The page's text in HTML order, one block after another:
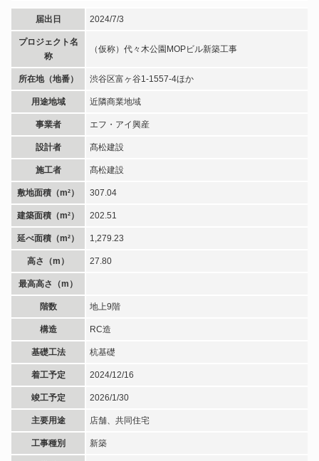
届出日 2024/7/3
プロジェクト名
称
（仮称）代々木公園MOPビル新築工事
所在地（地番） 渋谷区富ヶ谷1-1557-4ほか
用途地域 近隣商業地域
事業者 エフ・アイ興産
設計者 髙松建設
施工者 髙松建設
敷地面積（m²） 307.04
建築面積（m²） 202.51
延べ面積（m²） 1,279.23
高さ（m） 27.80
最高高さ（m）
階数 地上9階
構造 RC造
基礎工法 杭基礎
着工予定 2024/12/16
竣工予定 2026/1/30
主要用途 店舗、共同住宅
工事種別 新築